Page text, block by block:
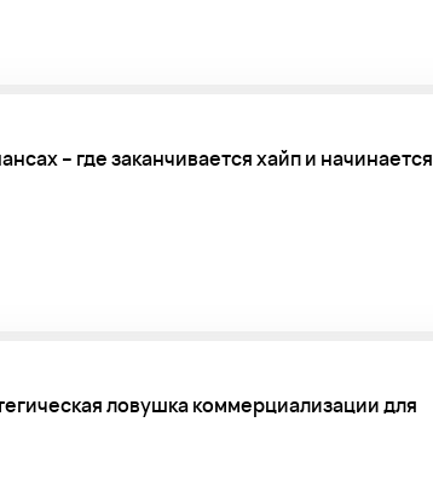
– где заканчивается хайп и начинается
ловушка коммерциализации для